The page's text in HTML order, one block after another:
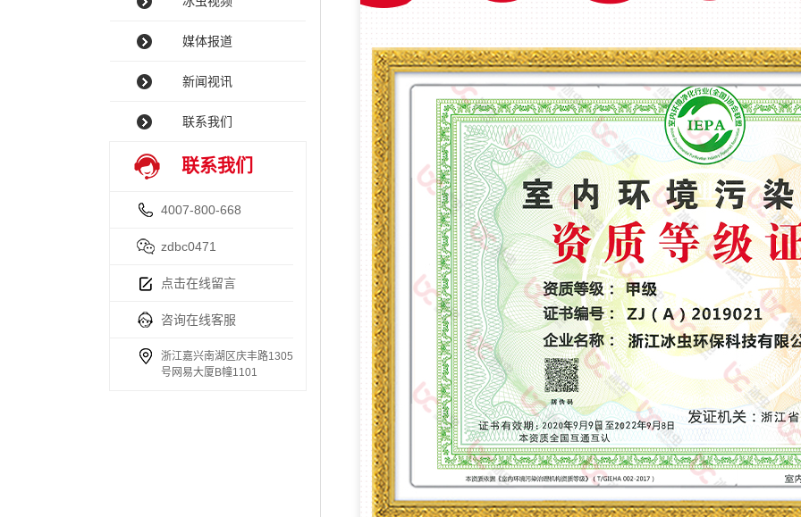
媒体报道
新闻视讯
联系我们
联系我们
4007-800-668
zdbc0471
点击在线留言
咨询在线客服
浙江嘉兴南湖区庆丰路1305
号网易大厦B幢1101